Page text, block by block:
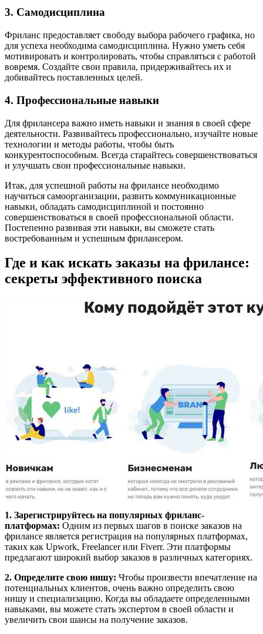
3. Самодисциплина
Фриланс предоставляет свободу выбора рабочего графика, но
для успеха необходима самодисциплина. Нужно уметь себя
мотивировать и контролировать, чтобы справляться с работой
вовремя. Создайте свои правила, придерживайтесь их и
добивайтесь поставленных целей.
4. Профессиональные навыки
Для фрилансера важно иметь навыки и знания в своей сфере
деятельности. Развивайтесь профессионально, изучайте новые
технологии и методы работы, чтобы быть
конкурентоспособным. Всегда старайтесь совершенствоваться
и улучшать свои профессиональные навыки.
Итак, для успешной работы на фрилансе необходимо
научиться самоорганизации, развить коммуникационные
навыки, обладать самодисциплиной и постоянно
совершенствоваться в своей профессиональной области.
Постепенно развивая эти навыки, вы сможете стать
востребованным и успешным фрилансером.
Где и как искать заказы на фрилансе:
секреты эффективного поиска
1. Зарегистрируйтесь на популярных фриланс-
платформах: Одним из первых шагов в поиске заказов на
фрилансе является регистрация на популярных платформах,
таких как Upwork, Freelancer или Fiverr. Эти платформы
предлагают широкий выбор заказов в различных категориях.
2. Определите свою нишу: Чтобы произвести впечатление на
потенциальных клиентов, очень важно определить свою
нишу и специализацию. Когда вы обладаете определенными
навыками, вы можете стать экспертом в своей области и
увеличить свои шансы на получение заказов.